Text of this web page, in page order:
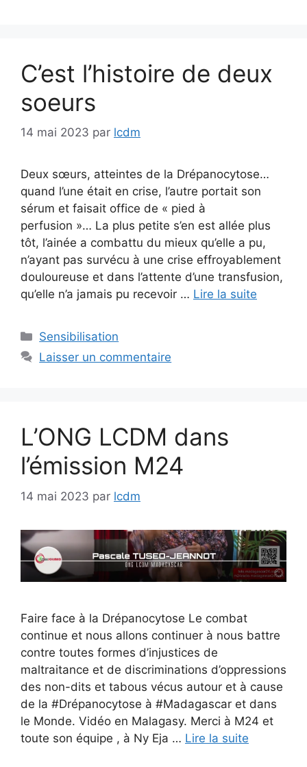
C’est l’histoire de deux
soeurs
14 mai 2023 par lcdm
Deux sœurs, atteintes de la Drépanocytose…
quand l’une était en crise, l’autre portait son
sérum et faisait office de « pied à
perfusion »… La plus petite s’en est allée plus
tôt, l’ainée a combattu du mieux qu’elle a pu,
n’ayant pas survécu à une crise effroyablement
douloureuse et dans l’attente d’une transfusion,
qu’elle n’a jamais pu recevoir … Lire la suite
Catégories
Sensibilisation
Laisser un commentaire
L’ONG LCDM dans
l’émission M24
14 mai 2023 par lcdm
Faire face à la Drépanocytose Le combat
continue et nous allons continuer à nous battre
contre toutes formes d’injustices de
maltraitance et de discriminations d’oppressions
des non-dits et tabous vécus autour et à cause
de la #Drépanocytose à #Madagascar et dans
le Monde. Vidéo en Malagasy. Merci à M24 et
toute son équipe , à Ny Eja … Lire la suite